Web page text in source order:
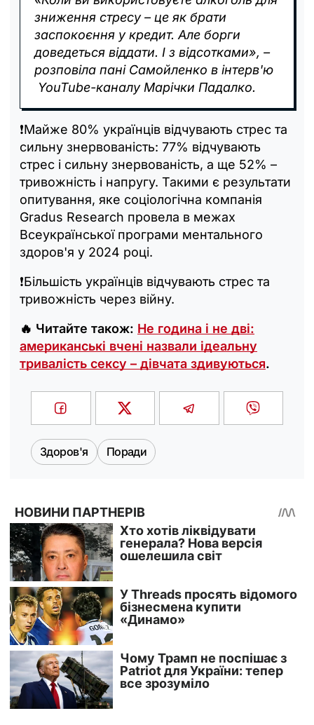
зниження стресу – це як брати
заспокоєння у кредит. Але борги
доведеться віддати. І з відсотками», –
розповіла пані Самойленко в інтерв'ю
YouTube-каналу Марічки Падалко.
❗️Майже 80% українців відчувають стрес та
сильну знервованість: 77% відчувають
стрес і сильну знервованість, а ще 52% –
тривожність і напругу. Такими є результати
опитування, яке соціологічна компанія
Gradus Research провела в межах
Всеукраїнської програми ментального
здоров'я у 2024 році.
❗️Більшість українців відчувають стрес та
тривожність через війну.
🔥 Читайте також: Не година і не дві:
американські вчені назвали ідеальну
тривалість сексу – дівчата здивуються.
Здоров'я Поради